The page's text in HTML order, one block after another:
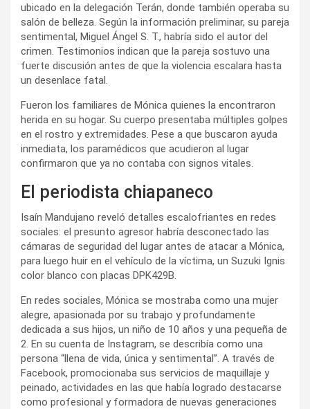
ubicado en la delegación Terán, donde también operaba su
salón de belleza. Según la información preliminar, su pareja
sentimental, Miguel Ángel S. T., habría sido el autor del
crimen. Testimonios indican que la pareja sostuvo una
fuerte discusión antes de que la violencia escalara hasta
un desenlace fatal.
Fueron los familiares de Mónica quienes la encontraron
herida en su hogar. Su cuerpo presentaba múltiples golpes
en el rostro y extremidades. Pese a que buscaron ayuda
inmediata, los paramédicos que acudieron al lugar
confirmaron que ya no contaba con signos vitales.
El periodista chiapaneco
Isaín Mandujano reveló detalles escalofriantes en redes
sociales: el presunto agresor habría desconectado las
cámaras de seguridad del lugar antes de atacar a Mónica,
para luego huir en el vehículo de la víctima, un Suzuki Ignis
color blanco con placas DPK429B.
En redes sociales, Mónica se mostraba como una mujer
alegre, apasionada por su trabajo y profundamente
dedicada a sus hijos, un niño de 10 años y una pequeña de
2. En su cuenta de Instagram, se describía como una
persona “llena de vida, única y sentimental”. A través de
Facebook, promocionaba sus servicios de maquillaje y
peinado, actividades en las que había logrado destacarse
como profesional y formadora de nuevas generaciones